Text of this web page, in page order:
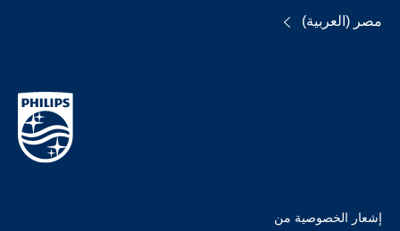
مصر (العربية)
إشعار الخصوصية من